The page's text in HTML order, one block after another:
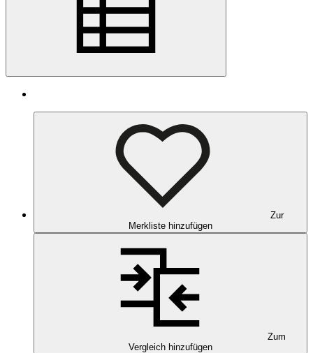
Zur
Merkliste hinzufügen
Zum
Vergleich hinzufügen